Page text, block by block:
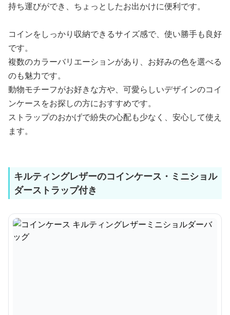
持ち運びができ、ちょっとしたお出かけに便利です。
コインをしっかり収納できるサイズ感で、使い勝手も良好
です。
複数のカラーバリエーションがあり、お好みの色を選べる
のも魅力です。
動物モチーフがお好きな方や、可愛らしいデザインのコイ
ンケースをお探しの方におすすめです。
ストラップのおかげで紛失の心配も少なく、安心して使え
ます。
キルティングレザーのコインケース・ミニショル
ダーストラップ付き